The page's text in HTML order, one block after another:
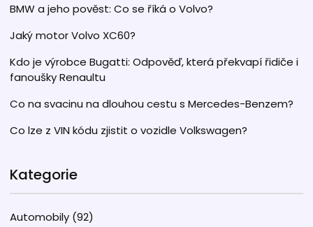
BMW a jeho pověst: Co se říká o Volvo?
Jaký motor Volvo XC60?
Kdo je výrobce Bugatti: Odpověď, která překvapí řidiče i
fanoušky Renaultu
Co na svacinu na dlouhou cestu s Mercedes-Benzem?
Co lze z VIN kódu zjistit o vozidle Volkswagen?
Kategorie
Automobily (92)